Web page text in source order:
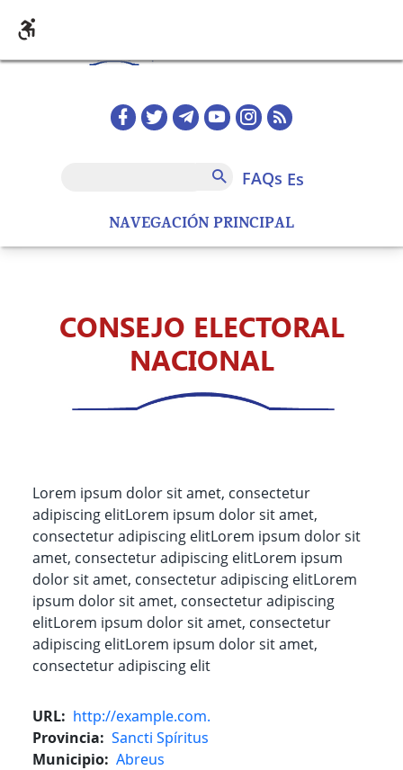
NAVEGACIÓN PRINCIPAL
Redes sociales home
FAQs
FAQs es
CONSEJO ELECTORAL
NACIONAL
Lorem ipsum dolor sit amet, consectetur
adipiscing elitLorem ipsum dolor sit amet,
consectetur adipiscing elitLorem ipsum dolor sit
amet, consectetur adipiscing elitLorem ipsum
dolor sit amet, consectetur adipiscing elitLorem
ipsum dolor sit amet, consectetur adipiscing
elitLorem ipsum dolor sit amet, consectetur
adipiscing elitLorem ipsum dolor sit amet,
consectetur adipiscing elit
URL
http://example.com.
Provincia
Sancti Spíritus
Municipio Abreus